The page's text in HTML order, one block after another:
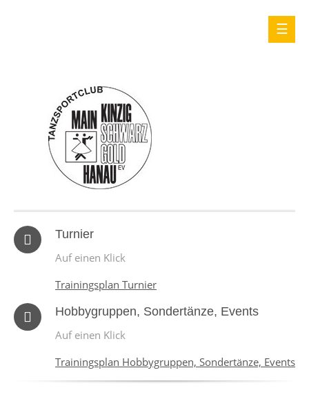
Turnier
Auf einen Klick
Trainingsplan Turnier
Hobbygruppen, Sondertänze, Events
Auf einen Klick
Trainingsplan Hobbygruppen, Sondertänze, Events